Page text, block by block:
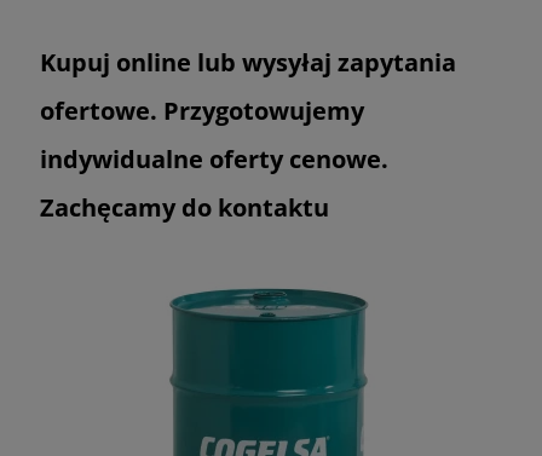
Kupuj online lub wysyłaj zapytania
ofertowe. Przygotowujemy
indywidualne oferty cenowe.
Zachęcamy do kontaktu